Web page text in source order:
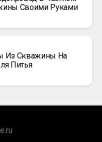
Своими Руками
Из Скважины На
Питья